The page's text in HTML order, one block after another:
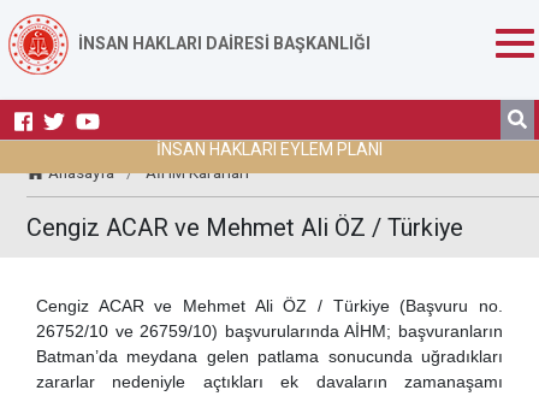
İNSAN HAKLARI DAİRESİ BAŞKANLIĞI
İNSAN HAKLARI EYLEM PLANI
Anasayfa / AİHM Kararları
Cengiz ACAR ve Mehmet Ali ÖZ / Türkiye
Cengiz ACAR ve Mehmet Ali ÖZ / Türkiye (Başvuru no.
26752/10 ve 26759/10) başvurularında AİHM; başvuranların
Batman’da meydana gelen patlama sonucunda uğradıkları
zararlar nedeniyle açtıkları ek davaların zamanaşamı